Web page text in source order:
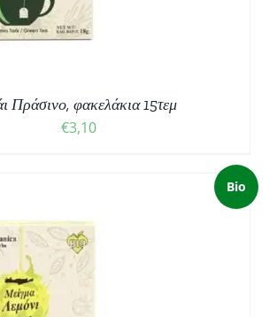
Πράσινο, φακελάκια 15τεμ
€3,10
Bio